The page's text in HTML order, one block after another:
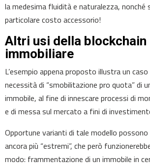
la medesima fluidità e naturalezza, nonché
particolare costo accessorio!
Altri usi della blockchain
immobiliare
L’esempio appena proposto illustra un
necessità di “smobilitazione pro quota” di
immobile, al fine di innescare processi di
e di messa sul mercato a fini di
Opportune varianti di tale modello
ancora più “estremi”, che però
modo: frammentazione di un immobile in